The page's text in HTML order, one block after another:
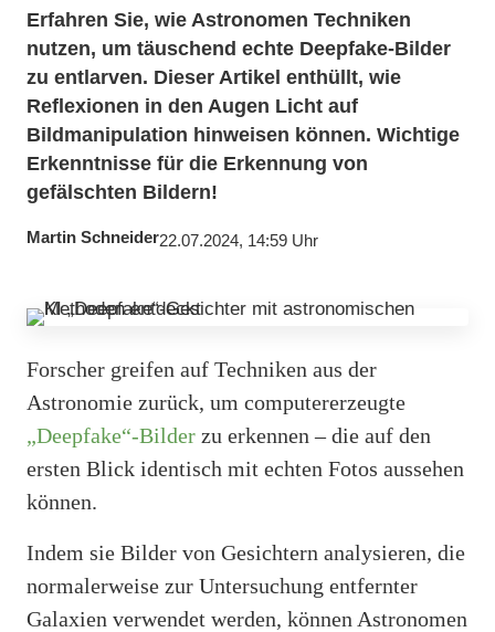
Erfahren Sie, wie Astronomen Techniken
nutzen, um täuschend echte Deepfake-Bilder
zu entlarven. Dieser Artikel enthüllt, wie
Reflexionen in den Augen Licht auf
Bildmanipulation hinweisen können. Wichtige
Erkenntnisse für die Erkennung von
gefälschten Bildern!
Martin Schneider22.07.2024, 14:59 Uhr
Forscher greifen auf Techniken aus der
Astronomie zurück, um computererzeugte
„Deepfake“-Bilder zu erkennen – die auf den
ersten Blick identisch mit echten Fotos aussehen
können.
Indem sie Bilder von Gesichtern analysieren, die
normalerweise zur Untersuchung entfernter
Galaxien verwendet werden, können Astronomen